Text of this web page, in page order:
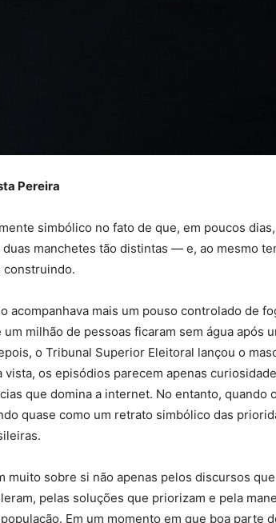
Pereira
simbólico no fato de que, em poucos
manchetes tão distintas — e, ao mesmo
construindo.
acompanhava mais um pouso controlado de
um milhão de pessoas ficaram sem água após
o Tribunal Superior Eleitoral lançou o
vista, os episódios parecem apenas
que domina a internet. No entanto, quando
quase como um retrato simbólico das
muito sobre si não apenas pelos discursos
pelas soluções que priorizam e pela
Em um momento em que boa parte